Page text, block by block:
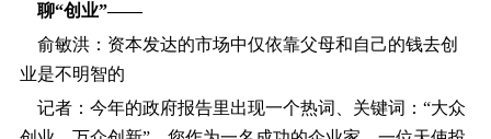
聊“创业”――
俞敏洪：资本发达的市场中仅依靠父母和自己的钱去创
业是不明智的
记者：今年的政府报告里出现一个热词、关键词：“大众